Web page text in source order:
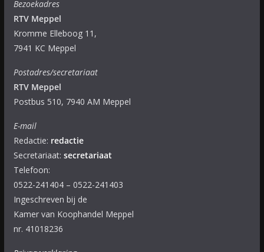
Bezoekadres
RTV Meppel
Kromme Elleboog 11,
7941 KC Meppel
Postadres/secretariaat
RTV Meppel
Postbus 510, 7940 AM Meppel
E-mail
Redactie: redactie
Secretariaat: secretariaat
Telefoon:
0522-241404 – 0522-241403
Ingeschreven bij de
Kamer van Koophandel Meppel
nr. 41018236